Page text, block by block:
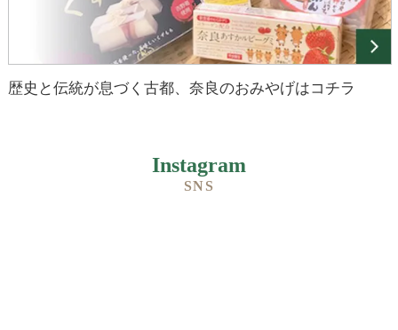
歴史と伝統が息づく古都、奈良のおみやげはコチラ
Instagram
SNS